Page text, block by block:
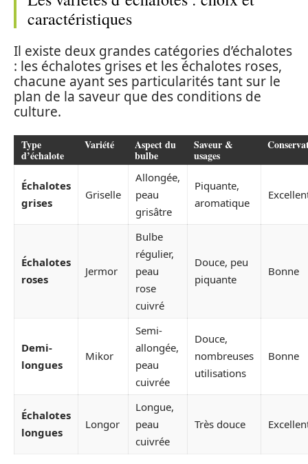
caractéristiques
Il existe deux grandes catégories d’échalotes
: les échalotes grises et les échalotes roses,
chacune ayant ses particularités tant sur le
plan de la saveur que des conditions de
culture.
Type
d’échalote
Variété Aspect du
bulbe
Saveur &
usages
Échalotes
grises
Griselle
Allongée,
peau
grisâtre
Piquante,
aromatique
Échalotes
roses
Jermor
Bulbe
régulier,
peau
rose
cuivré
Douce, peu
piquante
Bonne
Demi-
longues
Mikor
Semi-
allongée,
peau
cuivrée
Douce,
nombreuses
utilisations
Bonne
Échalotes
longues
Longor
Longue,
peau
cuivrée
Très douce